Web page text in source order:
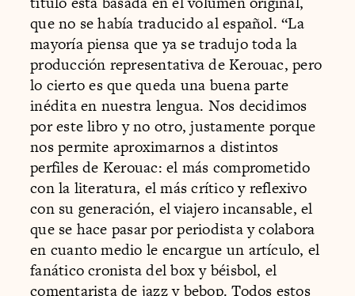
que no se había traducido al español. “La
mayoría piensa que ya se tradujo toda la
producción representativa de Kerouac, pero
lo cierto es que queda una buena parte
inédita en nuestra lengua. Nos decidimos
por este libro y no otro, justamente porque
nos permite aproximarnos a distintos
perfiles de Kerouac: el más comprometido
con la literatura, el más crítico y reflexivo
con su generación, el viajero incansable, el
que se hace pasar por periodista y colabora
en cuanto medio le encargue un artículo, el
fanático cronista del box y béisbol, el
comentarista de jazz y bebop. Todos estos